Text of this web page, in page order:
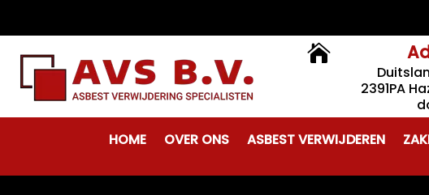

2391PA
HOME OVER ONS ASBEST VERWIJDEREN